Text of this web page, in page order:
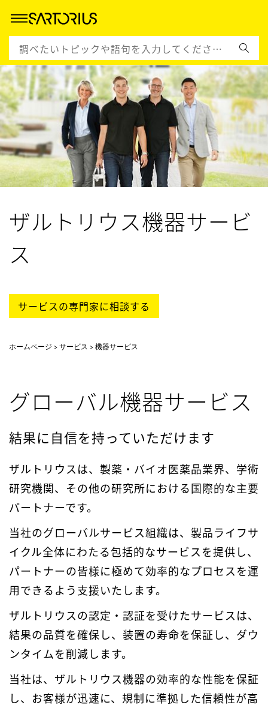
ザルトリウス機器サービ
ス
サービスの専門家に相談する
ホームページ サービス 機器サービス
グローバル機器サービス
結果に自信を持っていただけます
ザルトリウスは、製薬・バイオ医薬品業界、学術
研究機関、その他の研究所における国際的な主要
パートナーです。
当社のグローバルサービス組織は、製品ライフサ
イクル全体にわたる包括的なサービスを提供し、
パートナーの皆様に極めて効率的なプロセスを運
用できるよう支援いたします。
ザルトリウスの認定・認証を受けたサービスは、
結果の品質を確保し、装置の寿命を保証し、ダウ
ンタイムを削減します。
当社は、ザルトリウス機器の効率的な性能を保証
し、お客様が迅速に、規制に準拠した信頼性が高